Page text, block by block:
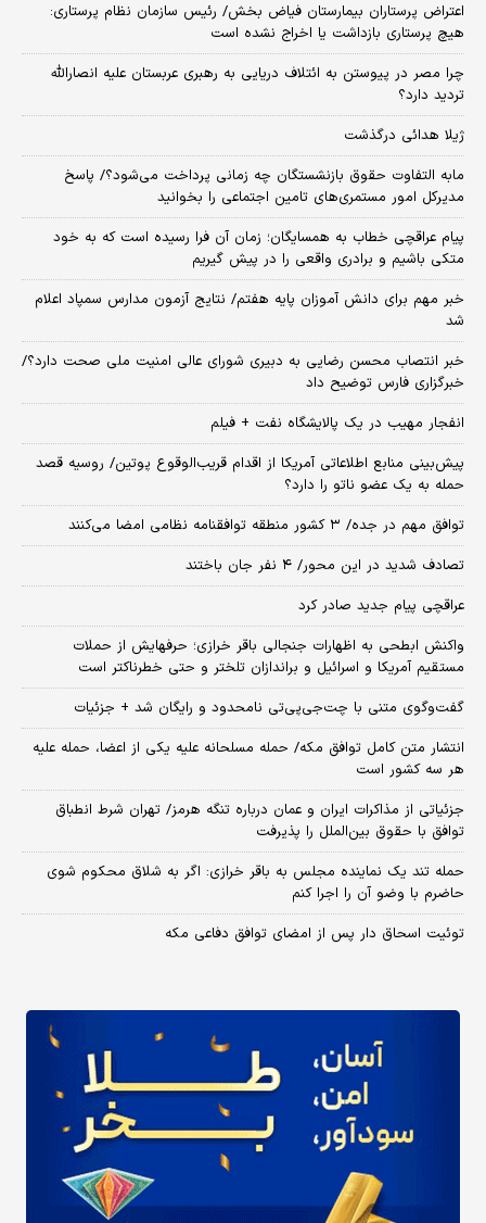
اعتراض پرستاران بیمارستان فیاض بخش/ رئیس سازمان نظام پرستاری:
هیچ پرستاری بازداشت یا اخراج نشده است
چرا مصر در پیوستن به ائتلاف دریایی به رهبری عربستان علیه انصارالله
تردید دارد؟
ژیلا هدائی درگذشت
مابه التفاوت حقوق بازنشستگان چه زمانی پرداخت می‌شود؟/ پاسخ
مدیرکل امور مستمری‌های تامین اجتماعی را بخوانید
پیام عراقچی خطاب به همسایگان؛ زمان آن فرا رسیده است که به خود
متکی باشیم و برادری واقعی را در پیش گیریم
خبر مهم برای دانش آموزان پایه هفتم/ نتایج آزمون مدارس سمپاد اعلام
شد
خبر انتصاب محسن رضایی به دبیری شورای عالی امنیت ملی صحت دارد؟/
خبرگزاری فارس توضیح داد
انفجار مهیب در یک پالایشگاه نفت + فیلم
پیش‌بینی منابع اطلاعاتی آمریکا از اقدام قریب‌الوقوع پوتین/ روسیه قصد
حمله به یک عضو ناتو را دارد؟
توافق مهم در جده/ ۳ کشور منطقه توافقنامه نظامی امضا می‌کنند
تصادف شدید در این محور/ ۴ نفر جان باختند
عراقچی پیام جدید صادر کرد
واکنش ابطحی به اظهارات جنجالی باقر خرازی؛ حرفهایش از حملات
مستقیم آمریکا و اسرائیل و براندازان تلختر و حتی خطرناکتر است
گفت‌وگوی متنی با چت‌جی‌پی‌تی نامحدود و رایگان شد + جزئیات
انتشار متن کامل توافق مکه/ حمله مسلحانه علیه یکی از اعضا، حمله علیه
هر سه کشور است
جزئیاتی از مذاکرات ایران و عمان درباره تنگه هرمز/ تهران شرط انطباق
توافق با حقوق بین‌الملل را پذیرفت
حمله تند یک نماینده مجلس به باقر خرازی: اگر به شلاق محکوم شوی
حاضرم با وضو آن را اجرا کنم
توئیت اسحاق دار پس از امضای توافق دفاعی مکه